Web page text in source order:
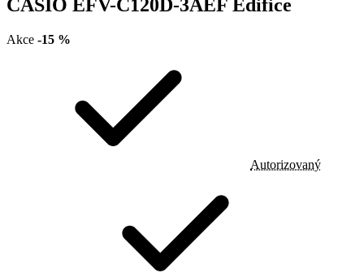
CASIO EFV-C120D-3AEF Edifice
Akce -15 %
Autorizovaný